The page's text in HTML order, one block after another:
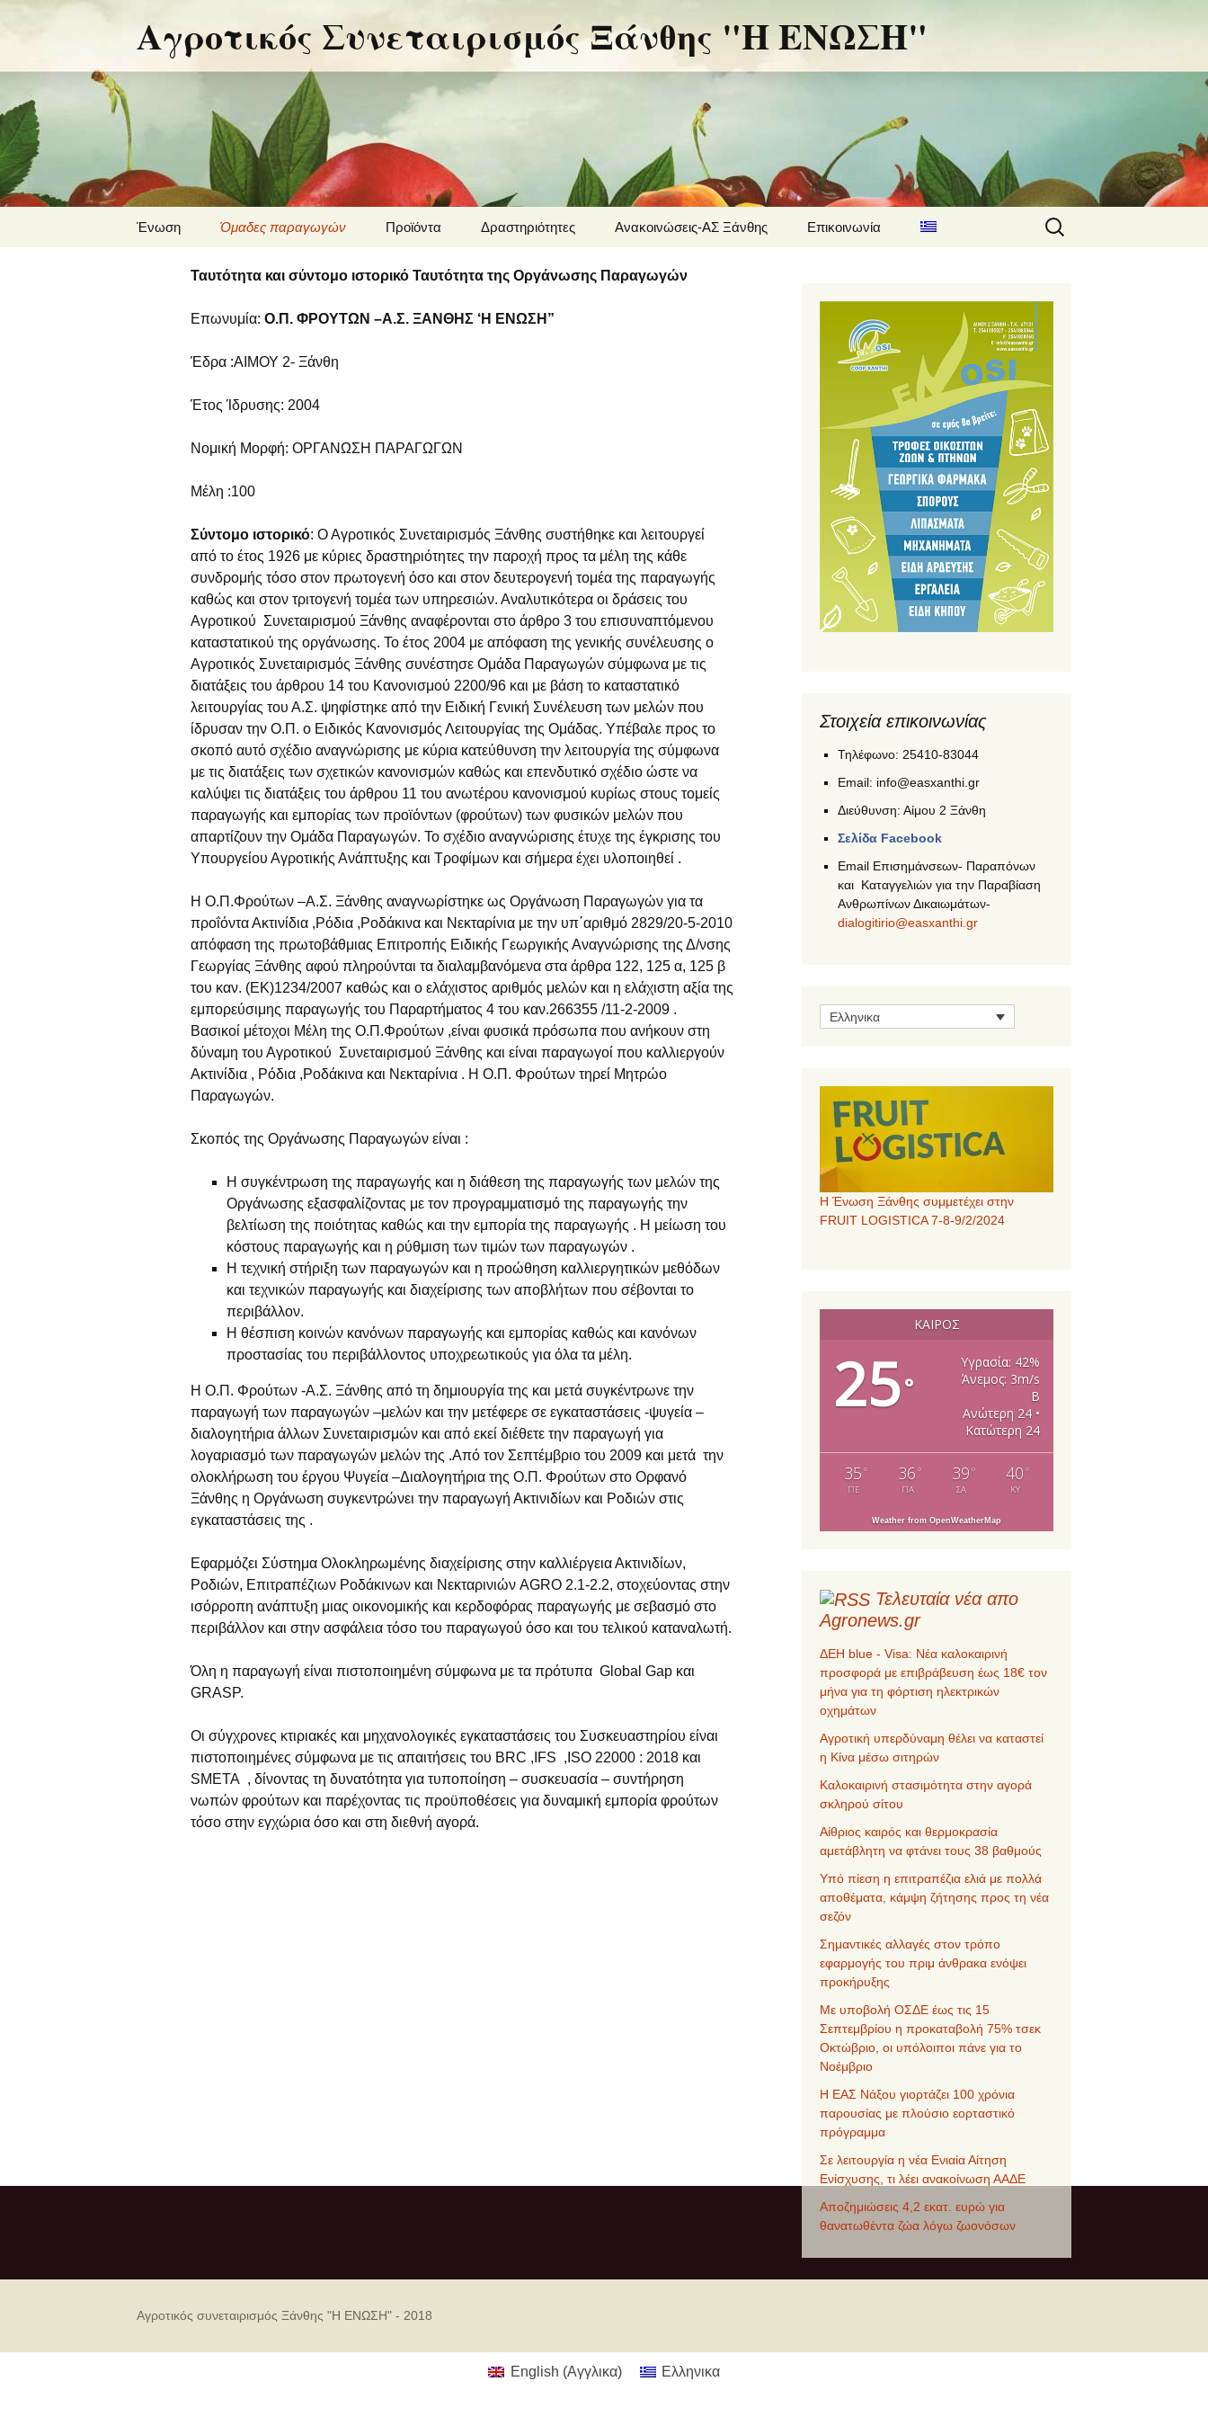
Αγροτικός Συνεταιρισμός Ξάνθης "Η ΕΝΩΣΗ"
Ένωση
Εγκαταστάσεις
Όμαδες παραγωγών
Ο.Π. Δημητριακών
Προϊόντα
Ποιότητα
Δραστηριότητες Ανακοινώσεις-ΑΣ Ξάνθης
Ανακοινώσεις Ο.Π.Α.Κ
Επικοινωνία
Αναζήτηση
για:
Ταυτότητα και σύντομο ιστορικό Ταυτότητα της Οργάνωσης Παραγωγών
Επωνυμία: Ο.Π. ΦΡΟΥΤΩΝ –Α.Σ. ΞΑΝΘΗΣ ‘Η ΕΝΩΣΗ”
Έδρα :ΑΙΜΟΥ 2- Ξάνθη
Έτος Ίδρυσης: 2004
Νομική Μορφή: ΟΡΓΑΝΩΣΗ ΠΑΡΑΓΩΓΩΝ
Μέλη :100
Σύντομο ιστορικό: Ο Αγροτικός Συνεταιρισμός Ξάνθης συστήθηκε και λειτουργεί
από το έτος 1926 με κύριες δραστηριότητες την παροχή προς τα μέλη της κάθε
συνδρομής τόσο στον πρωτογενή όσο και στον δευτερογενή τομέα της παραγωγής
καθώς και στον τριτογενή τομέα των υπηρεσιών. Αναλυτικότερα οι δράσεις του
Αγροτικού Συνεταιρισμού Ξάνθης αναφέρονται στο άρθρο 3 του επισυναπτόμενου
καταστατικού της οργάνωσης. Το έτος 2004 με απόφαση της γενικής συνέλευσης ο
Αγροτικός Συνεταιρισμός Ξάνθης συνέστησε Ομάδα Παραγωγών σύμφωνα με τις
διατάξεις του άρθρου 14 του Κανονισμού 2200/96 και με βάση το καταστατικό
λειτουργίας του Α.Σ. ψηφίστηκε από την Ειδική Γενική Συνέλευση των μελών που
ίδρυσαν την Ο.Π. ο Ειδικός Κανονισμός Λειτουργίας της Ομάδας. Υπέβαλε προς το
σκοπό αυτό σχέδιο αναγνώρισης με κύρια κατεύθυνση την λειτουργία της σύμφωνα
με τις διατάξεις των σχετικών κανονισμών καθώς και επενδυτικό σχέδιο ώστε να
καλύψει τις διατάξεις του άρθρου 11 του ανωτέρου κανονισμού κυρίως στους τομείς
παραγωγής και εμπορίας των προϊόντων (φρούτων) των φυσικών μελών που
απαρτίζουν την Ομάδα Παραγωγών. Το σχέδιο αναγνώρισης έτυχε της έγκρισης του
Υπουργείου Αγροτικής Ανάπτυξης και Τροφίμων και σήμερα έχει υλοποιηθεί .
Η Ο.Π.Φρούτων –Α.Σ. Ξάνθης αναγνωρίστηκε ως Οργάνωση Παραγωγών για τα
προΐόντα Ακτινίδια ,Ρόδια ,Ροδάκινα και Νεκταρίνια με την υπ΄αριθμό 2829/20-5-2010
απόφαση της πρωτοβάθμιας Επιτροπής Ειδικής Γεωργικής Αναγνώρισης της Δ/νσης
Γεωργίας Ξάνθης αφού πληρούνται τα διαλαμβανόμενα στα άρθρα 122, 125 α, 125 β
του καν. (ΕΚ)1234/2007 καθώς και ο ελάχιστος αριθμός μελών και η ελάχιστη αξία της
εμπορεύσιμης παραγωγής του Παραρτήματος 4 του καν.266355 /11-2-2009 .
Βασικοί μέτοχοι Μέλη της Ο.Π.Φρούτων ,είναι φυσικά πρόσωπα που ανήκουν στη
δύναμη του Αγροτικού Συνεταιρισμού Ξάνθης και είναι παραγωγοί που καλλιεργούν
Ακτινίδια , Ρόδια ,Ροδάκινα και Νεκταρίνια . Η Ο.Π. Φρούτων τηρεί Μητρώο
Παραγωγών.
Σκοπός της Οργάνωσης Παραγωγών είναι :
Η συγκέντρωση της παραγωγής και η διάθεση της παραγωγής των μελών της
Οργάνωσης εξασφαλίζοντας με τον προγραμματισμό της παραγωγής την
βελτίωση της ποιότητας καθώς και την εμπορία της παραγωγής . Η μείωση του
κόστους παραγωγής και η ρύθμιση των τιμών των παραγωγών .
Η τεχνική στήριξη των παραγωγών και η προώθηση καλλιεργητικών μεθόδων
και τεχνικών παραγωγής και διαχείρισης των αποβλήτων που σέβονται το
περιβάλλον.
Η θέσπιση κοινών κανόνων παραγωγής και εμπορίας καθώς και κανόνων
προστασίας του περιβάλλοντος υποχρεωτικούς για όλα τα μέλη.
Η Ο.Π. Φρούτων -Α.Σ. Ξάνθης από τη δημιουργία της και μετά συγκέντρωνε την
παραγωγή των παραγωγών –μελών και την μετέφερε σε εγκαταστάσεις -ψυγεία –
διαλογητήρια άλλων Συνεταιρισμών και από εκεί διέθετε την παραγωγή για
λογαριασμό των παραγωγών μελών της .Από τον Σεπτέμβριο του 2009 και μετά την
ολοκλήρωση του έργου Ψυγεία –Διαλογητήρια της Ο.Π. Φρούτων στο Ορφανό
Ξάνθης η Οργάνωση συγκεντρώνει την παραγωγή Ακτινιδίων και Ροδιών στις
εγκαταστάσεις της .
Εφαρμόζει Σύστημα Ολοκληρωμένης διαχείρισης στην καλλιέργεια Ακτινιδίων,
Ροδιών, Επιτραπέζιων Ροδάκινων και Νεκταρινιών AGRO 2.1-2.2, στοχεύοντας στην
ισόρροπη ανάπτυξη μιας οικονομικής και κερδοφόρας παραγωγής με σεβασμό στο
περιβάλλον και στην ασφάλεια τόσο του παραγωγού όσο και του τελικού καταναλωτή.
Όλη η παραγωγή είναι πιστοποιημένη σύμφωνα με τα πρότυπα Global Gap και
GRASP.
Οι σύγχρονες κτιριακές και μηχανολογικές εγκαταστάσεις του Συσκευαστηρίου είναι
πιστοποιημένες σύμφωνα με τις απαιτήσεις του BRC ,IFS ,ISO 22000 : 2018 και
SMETA , δίνοντας τη δυνατότητα για τυποποίηση – συσκευασία – συντήρηση
νωπών φρούτων και παρέχοντας τις προϋποθέσεις για δυναμική εμπορία φρούτων
τόσο στην εγχώρια όσο και στη διεθνή αγορά.
Στοιχεία επικοινωνίας
Τηλέφωνο: 25410-83044
Εmail: info@easxanthi.gr
Διεύθυνση: Αίμου 2 Ξάνθη
Σελίδα Facebook
Email Επισημάνσεων- Παραπόνων
και Καταγγελιών για την Παραβίαση
Ανθρωπίνων Δικαιωμάτων-
dialogitirio@easxanthi.gr
Ελληνικα
Η Ένωση Ξάνθης συμμετέχει στην
FRUIT LOGISTICA 7-8-9/2/2024
ΚΑΙΡΌΣ
25°
Υγρασία: 42%
Άνεμος: 3m/s
Β
Ανώτερη 24 •
Κατώτερη 24
35 °
ΠΕ
36 °
ΠΑ
39 °
ΣΑ
40 °
ΚΥ
Weather from OpenWeatherMap
Τελευταία νέα απο
Agronews.gr
ΔΕΗ blue - Visa: Νέα καλοκαιρινή
προσφορά με επιβράβευση έως 18€ τον
μήνα για τη φόρτιση ηλεκτρικών
οχημάτων
Αγροτική υπερδύναμη θέλει να καταστεί
η Κίνα μέσω σιτηρών
Καλοκαιρινή στασιμότητα στην αγορά
σκληρού σίτου
Αίθριος καιρός και θερμοκρασία
αμετάβλητη να φτάνει τους 38 βαθμούς
Υπό πίεση η επιτραπέζια ελιά με πολλά
αποθέματα, κάμψη ζήτησης προς τη νέα
σεζόν
Σημαντικές αλλαγές στον τρόπο
εφαρμογής του πριμ άνθρακα ενόψει
προκήρυξης
Με υποβολή ΟΣΔΕ έως τις 15
Σεπτεμβρίου η προκαταβολή 75% τσεκ
Οκτώβριο, οι υπόλοιποι πάνε για το
Νοέμβριο
Η ΕΑΣ Νάξου γιορτάζει 100 χρόνια
παρουσίας με πλούσιο εορταστικό
πρόγραμμα
Σε λειτουργία η νέα Ενιαία Αίτηση
Ενίσχυσης, τι λέει ανακοίνωση ΑΑΔΕ
Αποζημιώσεις 4,2 εκατ. ευρώ για
θανατωθέντα ζώα λόγω ζωονόσων
Αγροτικός συνεταιρισμός Ξάνθης "Η ΕΝΩΣΗ" - 2018
English (Αγγλικα) Ελληνικα